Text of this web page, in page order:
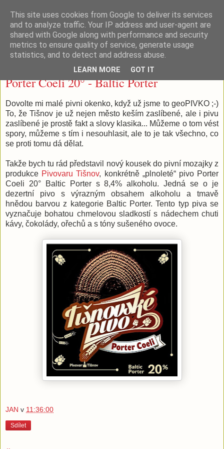
Tišnovské (geo)pivko
Porter Coeli 20° - Baltic Porter
Dovolte mi malé pivni okenko, když už jsme to geoPIVKO ;-)
To, že Tišnov je už nejen město keším zaslíbené, ale i pivu
zaslíbené je prostě fakt a slovy klasika... Můžeme o tom vést
spory, můžeme s tím i nesouhlasit, ale to je tak všechno, co
se proti tomu dá dělat.
Takže bych tu rád představil nový kousek do pivní mozajky z
produkce Pivovaru Tišnov, konkrétně „plnoleté“ pivo Porter
Coeli 20° Baltic Porter s 8,4% alkoholu. Jedná se o je
dezertní pivo s výrazným obsahem alkoholu a tmavě
hnědou barvou z kategorie Baltic Porter. Tento typ piva se
vyznačuje bohatou chmelovou sladkostí s nádechem chuti
kávy, čokolády, ořechů a s tóny sušeného ovoce.
JAN v 11:36:00
Sdílet
This site uses cookies from Google to deliver its services
and to analyze traffic. Your IP address and user-agent are
shared with Google along with performance and security
metrics to ensure quality of service, generate usage
statistics, and to detect and address abuse.
LEARN MORE GOT IT